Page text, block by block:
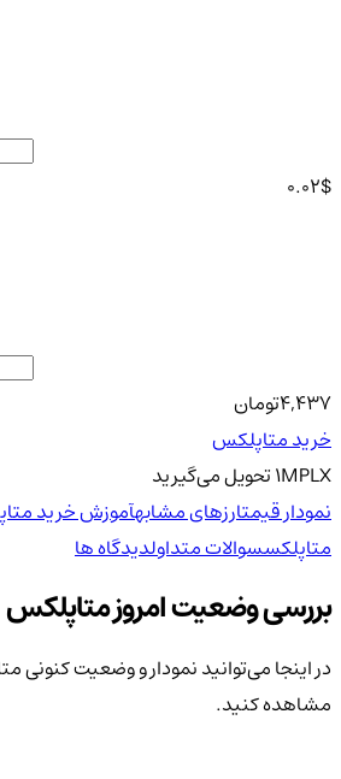
0.02$
4,437تومان
خرید متاپلکس
1MPLXتحویلمی‌گیرید
نمودار قیمتارزهای مشابهآموزش خرید
متاپلکسسوالات متداولدیدگاه ها
بررسی وضعیت امروز متاپلکس
در اینجا می‌توانید نمودار و وضعیت کنونی
مشاهده کنید.